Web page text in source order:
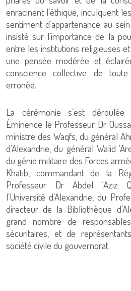
enracinent l’éthique, inculquent
sentiment d’appartenance au
insisté sur l’importance de la
entre les institutions religieuses
une pensée modérée et
conscience collective de
erronée.
La cérémonie s’est
Éminence le Professeur Dr
ministre des Waqfs, du général
d’Alexandrie, du général Walid
du génie militaire des Forces
Khatib, commandant de la
Professeur Dr Abdel ‘Aziz
l’Université d’Alexandrie, du
directeur de la Bibliothèque
grand nombre de
sécuritaires, et de
société civile du gouvernorat.